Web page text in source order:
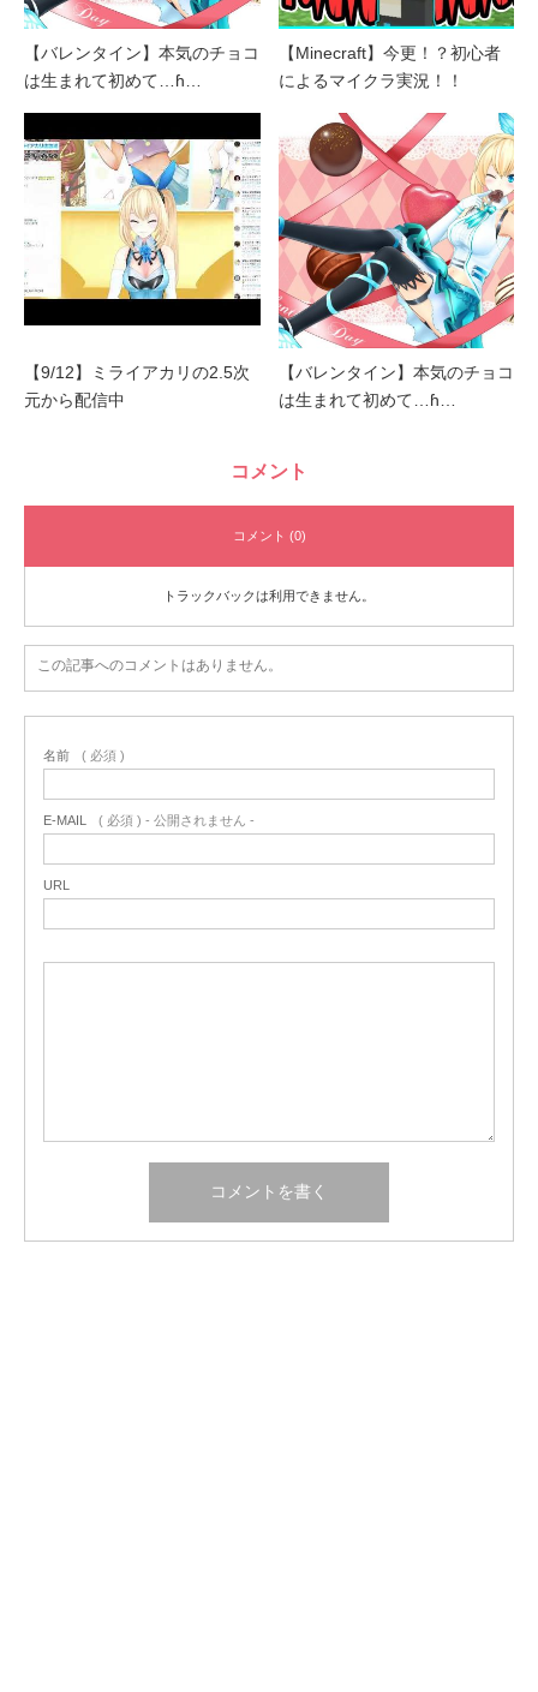
【バレンタイン】本気のチョコ
は生まれて初めて…ɦ…
【Minecraft】今更！？初心者
によるマイクラ実況！！
【9/12】ミライアカリの2.5次
元から配信中
【バレンタイン】本気のチョコ
は生まれて初めて…ɦ…
コメント
コメント (0)
トラックバックは利用できません。
この記事へのコメントはありません。
名前 ( 必須 )
E-MAIL ( 必須 ) - 公開されません -
URL